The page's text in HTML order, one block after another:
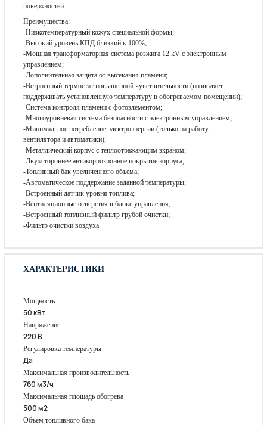
поверхностей.
Преимущества:
-Низкотемпературный кожух специальной формы;
-Высокий уровень КПД близкий к 100%;
-Мощная трансформаторная система розжига 12 kV с электронным
управлением;
-Дополнительная защита от высекания пламени;
-Встроенный термостат повышенной чувствительности (позволяет
поддерживать установленную температуру в обогреваемом помещении);
-Система контроля пламени с фотоэлементом;
-Многоуровневая система безопасности с электронным управлением;
-Минимальное потребление электроэнергии (только на работу
вентилятора и автоматики);
-Металлический корпус с теплоотражающим экраном;
-Двухстороннее антикоррозионное покрытие корпуса;
-Топливный бак увеличенного объема;
-Автоматическое поддержание заданной температуры;
-Встроенный датчик уровня топлива;
-Вентиляционные отверстия в блоке управления;
-Встроенный топливный фильтр грубой очистки;
-Фильтр очистки воздуха.
ХАРАКТЕРИСТИКИ
Мощность
50 кВт
Напряжение
220 В
Регулировка температуры
Да
Максимальная производительность
760 м3/ч
Максимальная площадь обогрева
500 м2
Объем топливного бака